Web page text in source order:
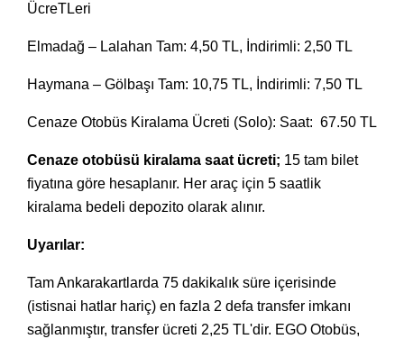
ÜcreTLeri
Elmadağ – Lalahan Tam: 4,50 TL, İndirimli: 2,50 TL
Haymana – Gölbaşı Tam: 10,75 TL, İndirimli: 7,50 TL
Cenaze Otobüs Kiralama Ücreti (Solo): Saat: 67.50 TL
Cenaze otobüsü kiralama saat ücreti; 15 tam bilet
fiyatına göre hesaplanır. Her araç için 5 saatlik
kiralama bedeli depozito olarak alınır.
Uyarılar:
Tam Ankarakartlarda 75 dakikalık süre içerisinde
(istisnai hatlar hariç) en fazla 2 defa transfer imkanı
sağlanmıştır, transfer ücreti 2,25 TL'dir. EGO Otobüs,